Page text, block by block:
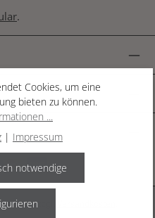
.
zzgl.
Cookies, um eine
bieten zu können.
...
| Impressum
notwendige